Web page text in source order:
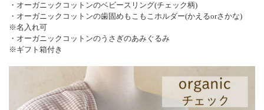
・オーガニックコットンのベビースリング(チェック柄)
・オーガニックコットンの歯固めもこもこホルダー(かえるorさかな)
※名入れ可
・オーガニックコットンのうさぎのあみぐるみ
※ギフト箱付き